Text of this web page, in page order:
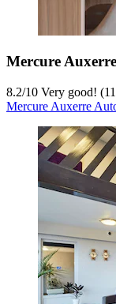
Mercure
8.2/10 Very good!
Mercure Auxerre